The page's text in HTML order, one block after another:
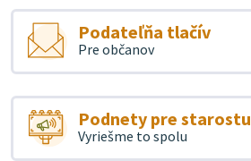
Podateľňa tlačív
Pre občanov
Podnety pre starostu
Vyriešme to spolu